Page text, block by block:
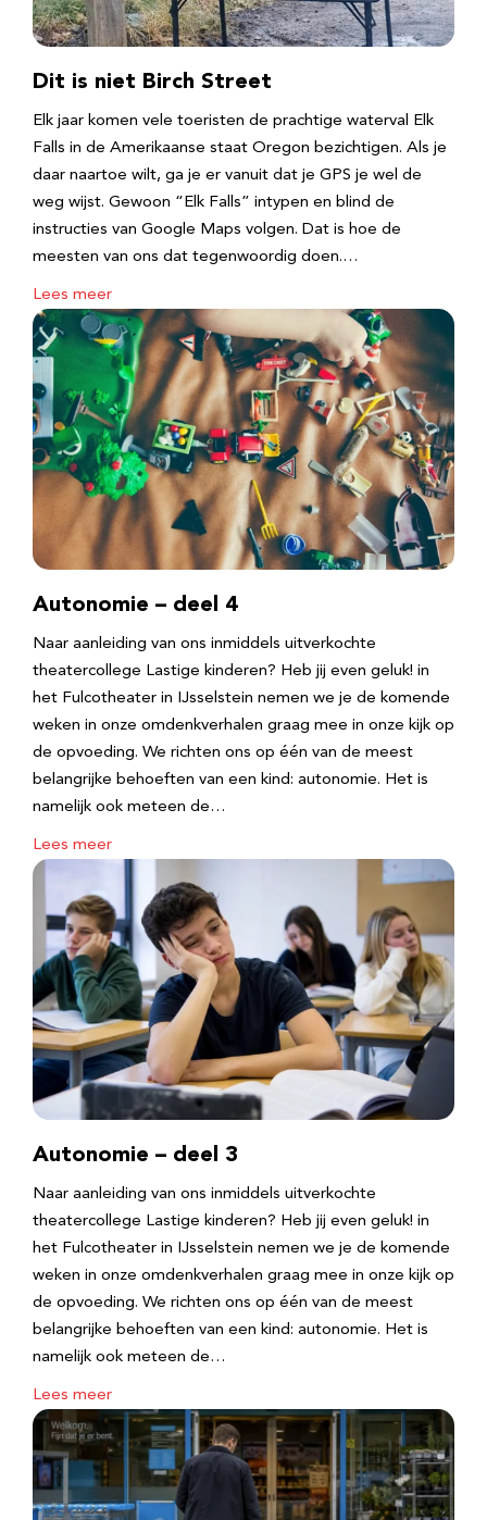
Dit is niet Birch Street
Elk jaar komen vele toeristen de prachtige waterval Elk
Falls in de Amerikaanse staat Oregon bezichtigen. Als je
daar naartoe wilt, ga je er vanuit dat je GPS je wel de
weg wijst. Gewoon “Elk Falls” intypen en blind de
instructies van Google Maps volgen. Dat is hoe de
meesten van ons dat tegenwoordig doen.…
Lees meer
Autonomie – deel 4
Naar aanleiding van ons inmiddels uitverkochte
theatercollege Lastige kinderen? Heb jij even geluk! in
het Fulcotheater in IJsselstein nemen we je de komende
weken in onze omdenkverhalen graag mee in onze kijk op
de opvoeding. We richten ons op één van de meest
belangrijke behoeften van een kind: autonomie. Het is
namelijk ook meteen de…
Lees meer
Autonomie – deel 3
Naar aanleiding van ons inmiddels uitverkochte
theatercollege Lastige kinderen? Heb jij even geluk! in
het Fulcotheater in IJsselstein nemen we je de komende
weken in onze omdenkverhalen graag mee in onze kijk op
de opvoeding. We richten ons op één van de meest
belangrijke behoeften van een kind: autonomie. Het is
namelijk ook meteen de…
Lees meer